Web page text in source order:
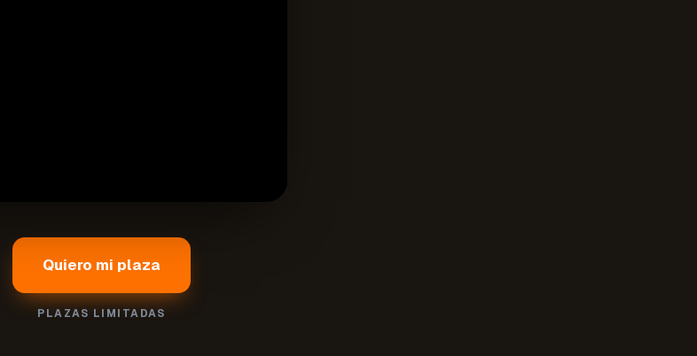
Quiero mi plaza
PLAZAS LIMITADAS